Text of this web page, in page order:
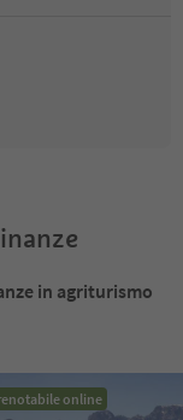
in agriturismo
online